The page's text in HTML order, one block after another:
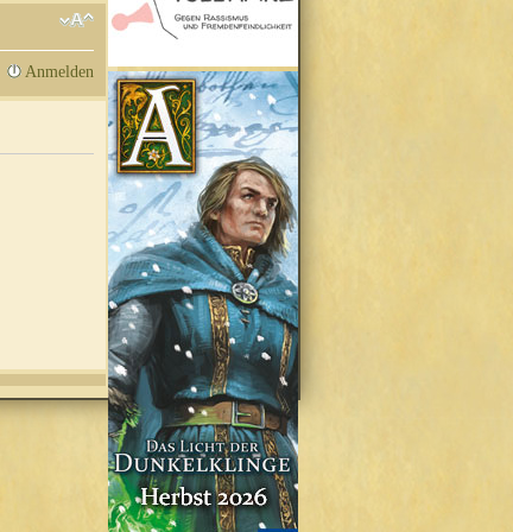
Anmelden